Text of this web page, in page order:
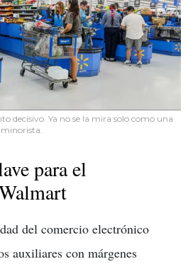
decisivo. Ya no se la mira solo como una
minorista.
para el
del comercio electrónico
auxiliares con márgenes